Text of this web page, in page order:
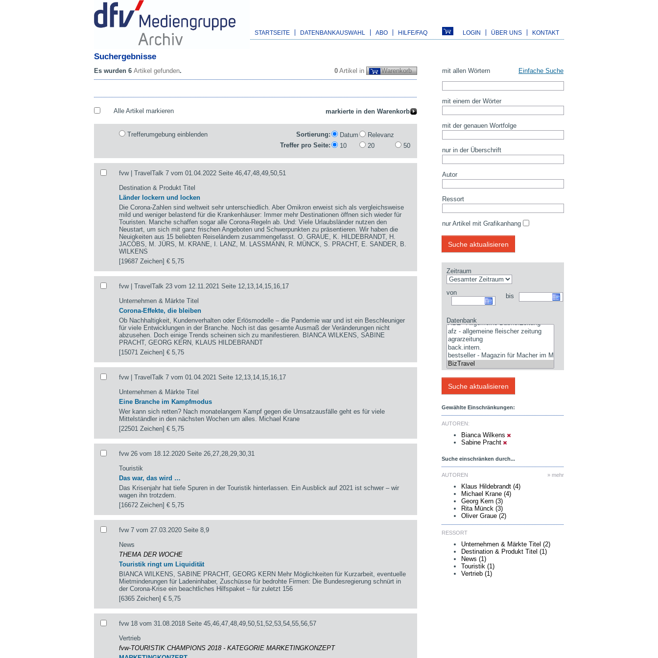
STARTSEITE DATENBANKAUSWAHL ABO HILFE/FAQ LOGIN ÜBER UNS KONTAKT
Suchergebnisse
0 Artikel in Warenkorb
Es wurden 6 Artikel gefunden.
Alle Artikel markieren
Trefferumgebung einblenden Sortierung: Datum
Relevanz
Treffer pro Seite:
10 20 50
fvw | TravelTalk 7 vom 01.04.2022 Seite 46,47,48,49,50,51
Destination & Produkt Titel
Länder lockern und locken
Die Corona-Zahlen sind weltweit sehr unterschiedlich. Aber Omikron erweist sich als vergleichsweise
mild und weniger belastend für die Krankenhäuser: Immer mehr Destinationen öffnen sich wieder für
Touristen. Manche schaffen sogar alle Corona-Regeln ab. Und: Viele Urlaubsländer nutzen den
Neustart, um sich mit ganz frischen Angeboten und Schwerpunkten zu präsentieren. Wir haben die
Neuigkeiten aus 15 beliebten Reiseländern zusammengefasst. O. GRAUE, K. HILDEBRANDT, H.
JACOBS, M. JÜRS, M. KRANE, I. LANZ, M. LASSMANN, R. MÜNCK, S. PRACHT, E. SANDER, B.
WILKENS
[19687 Zeichen]€ 5,75
fvw | TravelTalk 23 vom 12.11.2021 Seite 12,13,14,15,16,17
Unternehmen & Märkte Titel
Corona-Effekte, die bleiben
Ob Nachhaltigkeit, Kundenverhalten oder Erlösmodelle – die Pandemie war und ist ein Beschleuniger
für viele Entwicklungen in der Branche. Noch ist das gesamte Ausmaß der Veränderungen nicht
abzusehen. Doch einige Trends scheinen sich zu manifestieren. BIANCA WILKENS, SABINE
PRACHT, GEORG KERN, KLAUS HILDEBRANDT
[15071 Zeichen]€ 5,75
fvw | TravelTalk 7 vom 01.04.2021 Seite 12,13,14,15,16,17
Unternehmen & Märkte Titel
Eine Branche im Kampfmodus
Wer kann sich retten? Nach monatelangem Kampf gegen die Umsatzausfälle geht es für viele
Mittelständler in den nächsten Wochen um alles. Michael Krane
[22501 Zeichen]€ 5,75
fvw 26 vom 18.12.2020 Seite 26,27,28,29,30,31
Touristik
Das war, das wird …
Das Krisenjahr hat tiefe Spuren in der Touristik hinterlassen. Ein Ausblick auf 2021 ist schwer – wir
wagen ihn trotzdem.
[16672 Zeichen]€ 5,75
fvw 7 vom 27.03.2020 Seite 8,9
News
THEMA DER WOCHE
Touristik ringt um Liquidität
BIANCA WILKENS, SABINE PRACHT, GEORG KERN Mehr Möglichkeiten für Kurzarbeit, eventuelle
Mietminderungen für Ladeninhaber, Zuschüsse für bedrohte Firmen: Die Bundesregierung schnürt in
der Corona-Krise ein beachtliches Hilfspaket – für zuletzt 156
[6365 Zeichen]€ 5,75
fvw 18 vom 31.08.2018 Seite 45,46,47,48,49,50,51,52,53,54,55,56,57
Vertrieb
fvw-TOURISTIK CHAMPIONS 2018 - KATEGORIE MARKETINGKONZEPT
mit allen Wörtern Einfache Suche
mit einem der Wörter
mit der genauen Wortfolge
nur in der Überschrift
Autor
Ressort
nur Artikel mit Grafikanhang
Zeitraum
von bis
Datenbank
Gewählte Einschränkungen:
AUTOREN:
Bianca Wilkens
Sabine Pracht
Suche einschränken durch...
» mehr
AUTOREN
Klaus Hildebrandt (4)
Michael Krane (4)
Georg Kern (3)
Rita Münck (3)
Oliver Graue (2)
RESSORT
Unternehmen & Märkte Titel (2)
Destination & Produkt Titel (1)
News (1)
Touristik (1)
Vertrieb (1)